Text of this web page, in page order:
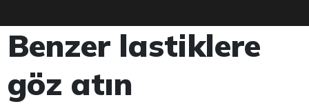
Benzer lastiklere
göz atın